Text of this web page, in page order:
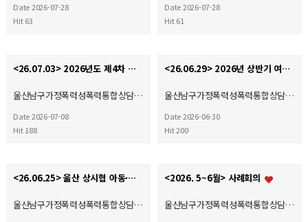
Date 2026-07-28
Hit 63
Date 2026-07-28
Hit 61
<26.07.03> 2026년도 제4차 사회복지현장실습 종결식
울산남구가정폭력성폭력통합상담…
Date 2026-07-08
Hit 188
<26.06.29> 2026년 상반기 여성폭력 예방 및 홍보 캠페인
울산남구가정폭력성폭력통합상담…
Date 2026-06-30
Hit 200
<26.06.25> 울산 상시협 아동·여성폭력예방캠페인
울산남구가정폭력성폭력통합상담…
<2026. 5~6월> 사례회의
울산남구가정폭력성폭력통합상담…